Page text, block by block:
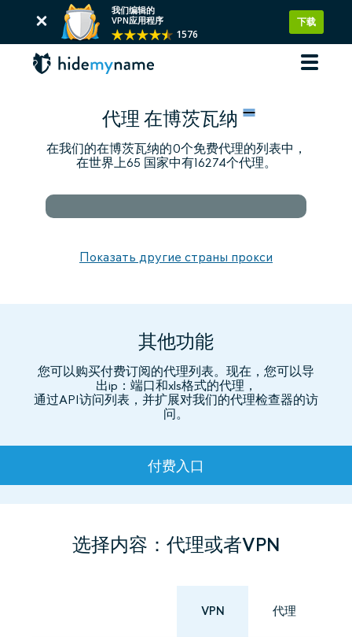
我们编辑的
VPN应用程序
1576
下载
代理 在博茨瓦纳
在我们的在博茨瓦纳的0个免费代理的列表中，
在世界上65 国家中有16274个代理。
Показать другие страны прокси
其他功能
您可以购买付费订阅的代理列表。现在，您可以导
出ip：端口和xls格式的代理，
通过API访问列表，并扩展对我们的代理检查器的访
问。
资费
选择内容：代理或者VPN
VPN 代理
付费入口